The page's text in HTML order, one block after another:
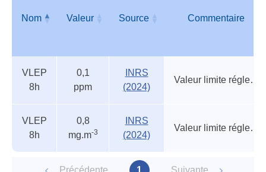
réglementaires
Nom Valeur Source Commentaire
VLEP
8h
0,1
ppm
INRS
(2024)
Valeur limite réglementaire indicative
VLEP
8h
0,8
mg.m-3
INRS
(2024)
Valeur limite réglementaire indicative
Précédente 1 Suivante